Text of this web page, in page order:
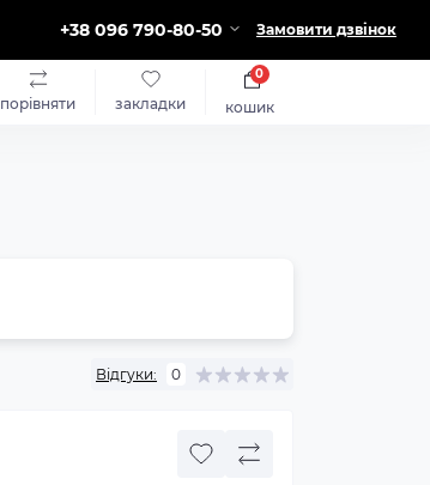
+38 096 790-80-50 Замовити дзвінок
порівняти закладки кошик
0
Відгуки: 0